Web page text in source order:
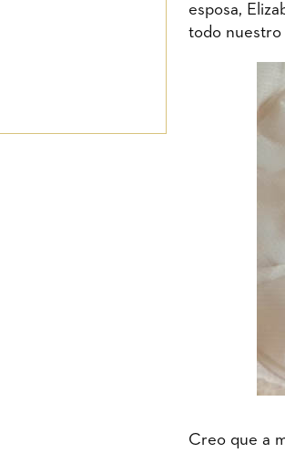
esposa,
todo nuestro
Creo que a